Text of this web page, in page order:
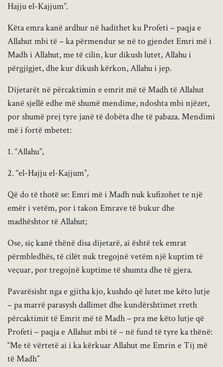
Hajju el-Kajjum”.
Këta emra kanë ardhur në hadithet ku Profeti – paqja e
Allahut mbi të – ka përmendur se në to gjendet Emri më i
Madh i Allahut, me të cilin, kur dikush lutet, Allahu i
përgjigjet, dhe kur dikush kërkon, Allahu i jep.
Dijetarët në përcaktimin e emrit më të Madh të Allahut
kanë sjellë edhe më shumë mendime, ndoshta mbi njëzet,
por shumë prej tyre janë të dobëta dhe të pabaza. Mendimi
më i fortë mbetet:
1. “Allahu”,
2. “el-Hajju el-Kajjum”,
Që do të thotë se: Emri më i Madh nuk kufizohet te një
emër i vetëm, por i takon Emrave të bukur dhe
madhështor të Allahut;
Ose, siç kanë thënë disa dijetarë, ai është tek emrat
përmbledhës, të cilët nuk tregojnë vetëm një kuptim të
veçuar, por tregojnë kuptime të shumta dhe të gjera.
Pavarësisht nga e gjitha kjo, kushdo që lutet me këto lutje
– pa marrë parasysh dallimet dhe kundërshtimet rreth
përcaktimit të Emrit më të Madh – pra me këto lutje që
Profeti – paqja e Allahut mbi të – në fund të tyre ka thënë:
“Me të vërtetë ai i ka kërkuar Allahut me Emrin e Tij më
të Madh”